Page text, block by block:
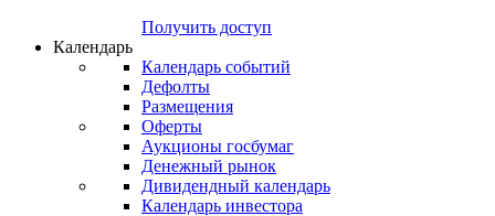
Получить доступ
Календарь
Календарь событий
Дефолты
Размещения
Оферты
Аукционы госбумаг
Денежный рынок
Дивидендный календарь
Календарь инвестора